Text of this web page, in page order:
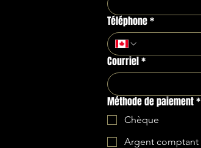
Téléphone*
Courriel*
Méthode de paiement*
Chèque
Argent comptant